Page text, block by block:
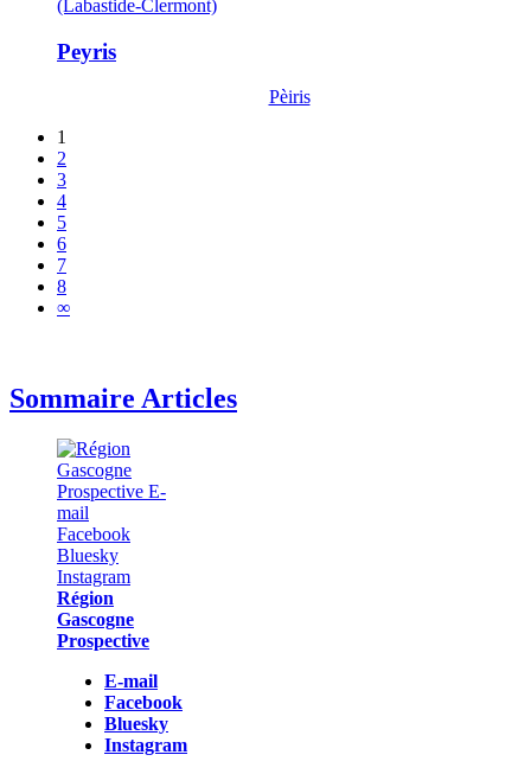
(Labastide-Clermont)
Peyris
Pèiris
1
2
3
4
5
6
7
8
∞
Sommaire Articles
Région
Gascogne
Prospective
E-mail
Facebook
Bluesky
Instagram